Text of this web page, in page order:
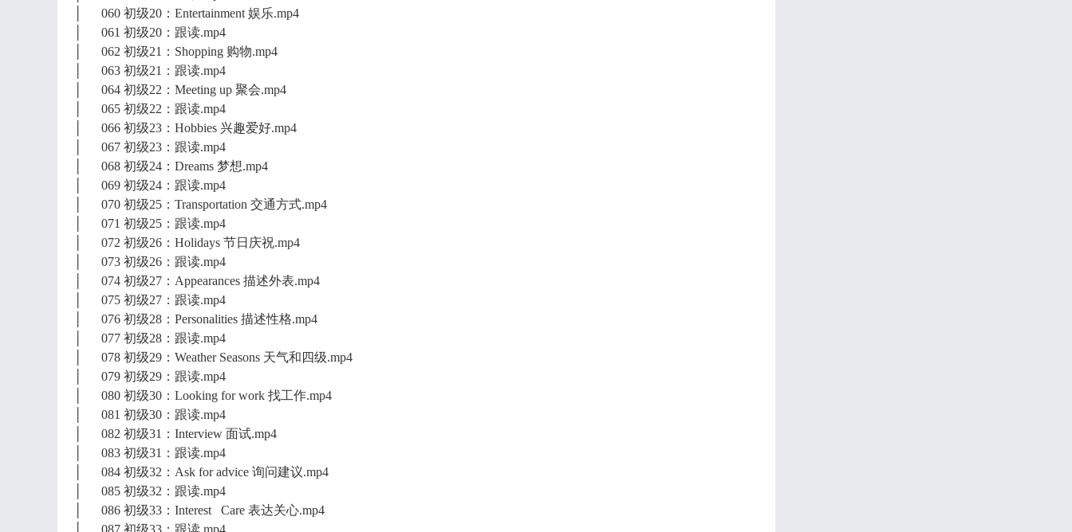
│ 060 初级20：Entertainment 娱乐.mp4
│ 061 初级20：跟读.mp4
│ 062 初级21：Shopping 购物.mp4
│ 063 初级21：跟读.mp4
│ 064 初级22：Meeting up 聚会.mp4
│ 065 初级22：跟读.mp4
│ 066 初级23：Hobbies 兴趣爱好.mp4
│ 067 初级23：跟读.mp4
│ 068 初级24：Dreams 梦想.mp4
│ 069 初级24：跟读.mp4
│ 070 初级25：Transportation 交通方式.mp4
│ 071 初级25：跟读.mp4
│ 072 初级26：Holidays 节日庆祝.mp4
│ 073 初级26：跟读.mp4
│ 074 初级27：Appearances 描述外表.mp4
│ 075 初级27：跟读.mp4
│ 076 初级28：Personalities 描述性格.mp4
│ 077 初级28：跟读.mp4
│ 078 初级29：Weather Seasons 天气和四级.mp4
│ 079 初级29：跟读.mp4
│ 080 初级30：Looking for work 找工作.mp4
│ 081 初级30：跟读.mp4
│ 082 初级31：Interview 面试.mp4
│ 083 初级31：跟读.mp4
│ 084 初级32：Ask for advice 询问建议.mp4
│ 085 初级32：跟读.mp4
│ 086 初级33：Interest Care 表达关心.mp4
│ 087 初级33：跟读.mp4